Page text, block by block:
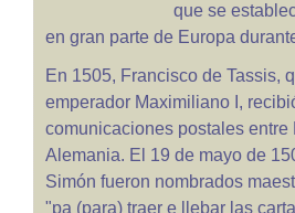
que se
en gran parte de Europa
En 1505, Francisco de Tassis,
emperador Maximiliano I,
comunicaciones postales
Alemania. El 19 de mayo de
Simón fueron nombrados
"pa (para) traer e llebar las